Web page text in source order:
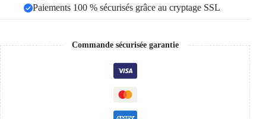
Paiements 100 % sécurisés grâce au cryptage SSL
Commande sécurisée garantie